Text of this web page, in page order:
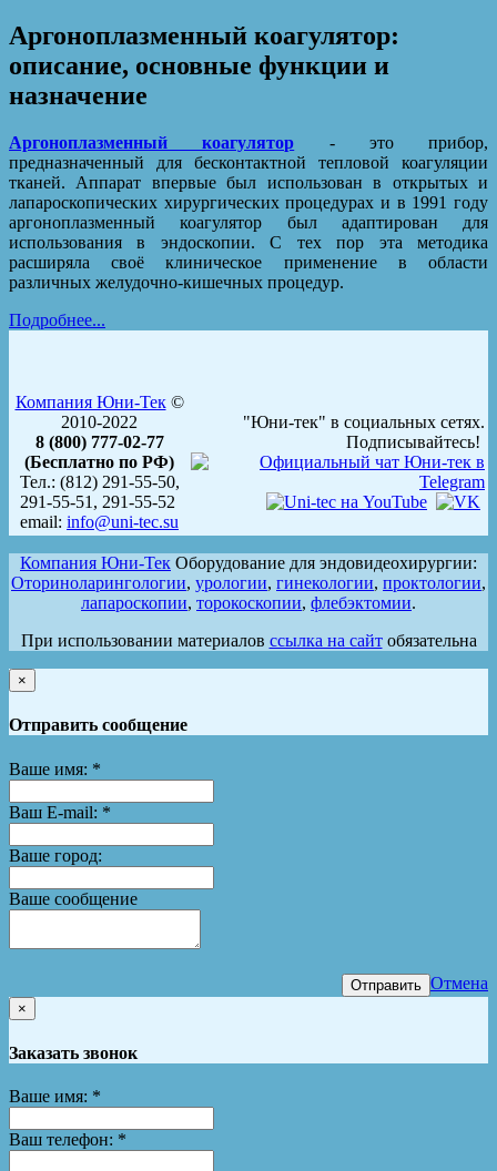
Аргоноплазменный коагулятор:
описание, основные функции и
назначение
Аргоноплазменный коагулятор - это прибор,
предназначенный для бесконтактной тепловой коагуляции
тканей. Аппарат впервые был использован в открытых и
лапароскопических хирургических процедурах и в 1991 году
аргоноплазменный коагулятор был адаптирован для
использования в эндоскопии. С тех пор эта методика
расширяла своё клиническое применение в области
различных желудочно-кишечных процедур.
Подробнее...
Компания Юни-Тек©
2010-2022
8 (800) 777-02-77
(Бесплатно по РФ)
Тел.: (812) 291-55-50,
291-55-51, 291-55-52
email: info@uni-tec.su
"Юни-тек" в социальных сетях.
Подписывайтесь!
Компания Юни-Тек Оборудование для эндовидеохирургии:
Оториноларингологии, урологии, гинекологии, проктологии,
лапароскопии, торокоскопии, флебэктомии.
При использовании материалов ссылка на сайтобязательна
×
Отправить сообщение
Ваше имя: *
Ваш E-mail: *
Ваше город:
Ваше сообщение
Отправить Отмена
×
Заказать звонок
Ваше имя: *
Ваш телефон: *